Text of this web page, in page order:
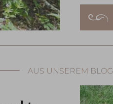
AUS UNSEREM BLOG